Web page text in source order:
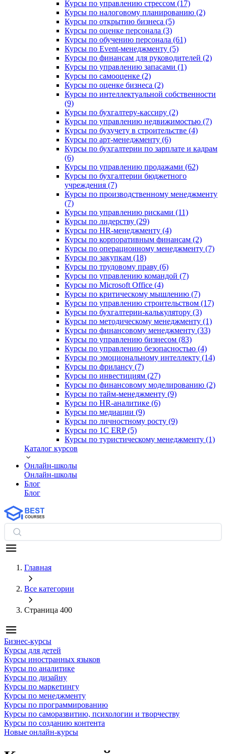
Курсы по управлению стрессом (17)
Курсы по налоговому планированию (2)
Курсы по открытию бизнеса (5)
Курсы по оценке персонала (3)
Курсы по обучению персонала (61)
Курсы по Event-менеджменту (5)
Курсы по финансам для руководителей (2)
Курсы по управлению запасами (1)
Курсы по самооценке (2)
Курсы по оценке бизнеса (2)
Курсы по интеллектуальной собственности
(9)
Курсы по бухгалтеру-кассиру (2)
Курсы по управлению недвижимостью (7)
Курсы по бухучету в строительстве (4)
Курсы по арт-менеджменту (6)
Курсы по бухгалтерии по зарплате и кадрам
(6)
Курсы по управлению продажами (62)
Курсы по бухгалтерии бюджетного
учреждения (7)
Курсы по производственному менеджменту
(7)
Курсы по управлению рисками (11)
Курсы по лидерству (29)
Курсы по HR-менеджменту (4)
Курсы по корпоративным финансам (2)
Курсы по операционному менеджменту (7)
Курсы по закупкам (18)
Курсы по трудовому праву (6)
Курсы по управлению командой (7)
Курсы по Microsoft Office (4)
Курсы по критическому мышлению (7)
Курсы по управлению строительством (17)
Курсы по бухгалтерии-калькулятору (3)
Курсы по методическому менеджменту (1)
Курсы по финансовому менеджменту (33)
Курсы по управлению бизнесом (83)
Курсы по управлению безопасностью (4)
Курсы по эмоциональному интеллекту (14)
Курсы по фрилансу (7)
Курсы по инвестициям (27)
Курсы по финансовому моделированию (2)
Курсы по тайм-менеджменту (9)
Курсы по HR-аналитике (6)
Курсы по медиации (9)
Курсы по личностному росту (9)
Курсы по 1С ERP (5)
Курсы по туристическому менеджменту (1)
Каталог курсов
Онлайн-школы
Онлайн-школы
Блог
Блог
Главная
Все категории
Страница 400
Бизнес-курсы
Курсы для детей
Курсы иностранных языков
Курсы по аналитике
Курсы по дизайну
Курсы по маркетингу
Курсы по менеджменту
Курсы по программированию
Курсы по саморазвитию, психологии и творчеству
Курсы по созданию контента
Новые онлайн‑курсы